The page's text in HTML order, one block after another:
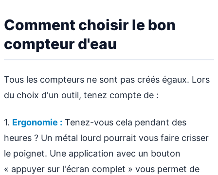
Comment choisir le bon
compteur d'eau
Tous les compteurs ne sont pas créés égaux. Lors
du choix d'un outil, tenez compte de :
1. Ergonomie : Tenez-vous cela pendant des
heures ? Un métal lourd pourrait vous faire crisser
le poignet. Une application avec un bouton
« appuyer sur l'écran complet » vous permet de